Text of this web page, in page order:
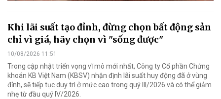
Khi lãi suất tạo đỉnh, đừng chọn bất động sản
chỉ vì giá, hãy chọn vì "sống được"
10/08/2026 11:51
Trong cập nhật triển vọng vĩ mô mới nhất, Công ty Cổ phần Chứng
khoán KB Việt Nam (KBSV) nhận định lãi suất huy động đã ở vùng
đỉnh, sẽ tiếp tục duy trì ở mức cao trong quý III/2026 và có thể giảm
nhẹ từ đầu quý IV/2026.